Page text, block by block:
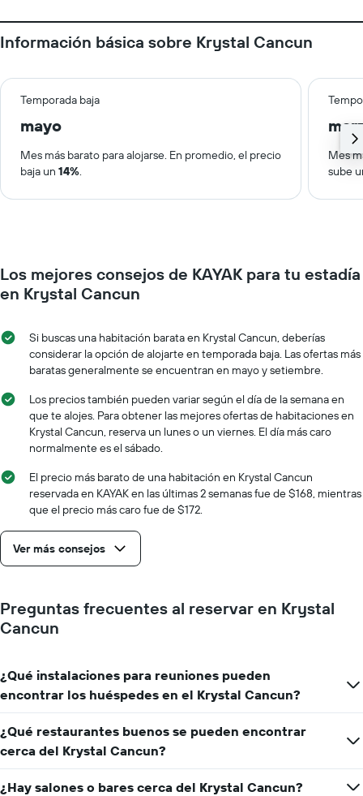
Información básica sobre Krystal Cancun
Temporada baja
mayo
Mes más barato para alojarse. En promedio, el precio
baja un 14%.
Mes
sube
Los mejores consejos de KAYAK para tu estadía
en Krystal Cancun
Si buscas una habitación barata en Krystal Cancun, deberías
considerar la opción de alojarte en temporada baja. Las ofertas más
baratas generalmente se encuentran en mayo y setiembre.
Los precios también pueden variar según el día de la semana en
que te alojes. Para obtener las mejores ofertas de habitaciones en
Krystal Cancun, reserva un lunes o un viernes. El día más caro
normalmente es el sábado.
El precio más barato de una habitación en Krystal Cancun
reservada en KAYAK en las últimas 2 semanas fue de $168, mientras
que el precio más caro fue de $172.
Ver más consejos
Preguntas frecuentes al reservar en Krystal
Cancun
¿Qué instalaciones para reuniones pueden
encontrar los huéspedes en el Krystal Cancun?
¿Qué restaurantes buenos se pueden encontrar
cerca del Krystal Cancun?
¿Hay salones o bares cerca del Krystal Cancun?